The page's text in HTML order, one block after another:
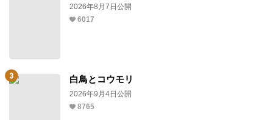
2026年8月7日公開
6017
白鳥とコウモリ
2026年9月4日公開
8765